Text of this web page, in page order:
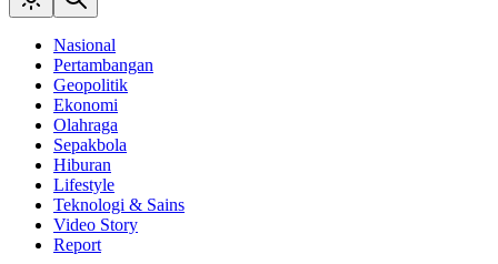
Nasional
Pertambangan
Geopolitik
Ekonomi
Olahraga
Sepakbola
Hiburan
Lifestyle
Teknologi & Sains
Video Story
Report